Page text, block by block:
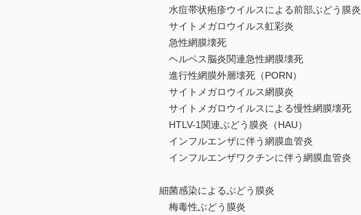
水痘帯状疱疹ウイルスによる前部ぶどう膜炎
サイトメガロウイルス虹彩炎
急性網膜壊死
ヘルペス脳炎関連急性網膜壊死
進行性網膜外層壊死（PORN）
サイトメガロウイルス網膜炎
サイトメガロウイルスによる慢性網膜壊死
HTLV-1関連ぶどう膜炎（HAU）
インフルエンザに伴う網膜血管炎
インフルエンザワクチンに伴う網膜血管炎
細菌感染によるぶどう膜炎
梅毒性ぶどう膜炎